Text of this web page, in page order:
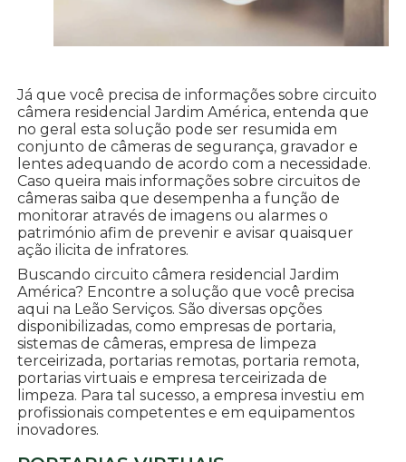
Já que você precisa de informações sobre circuito
câmera residencial Jardim América, entenda que
no geral esta solução pode ser resumida em
conjunto de câmeras de segurança, gravador e
lentes adequando de acordo com a necessidade.
Caso queira mais informações sobre circuitos de
câmeras saiba que desempenha a função de
monitorar através de imagens ou alarmes o
património afim de prevenir e avisar quaisquer
ação ilicita de infratores.
Buscando circuito câmera residencial Jardim
América? Encontre a solução que você precisa
aqui na Leão Serviços. São diversas opções
disponibilizadas, como empresas de portaria,
sistemas de câmeras, empresa de limpeza
terceirizada, portarias remotas, portaria remota,
portarias virtuais e empresa terceirizada de
limpeza. Para tal sucesso, a empresa investiu em
profissionais competentes e em equipamentos
inovadores.